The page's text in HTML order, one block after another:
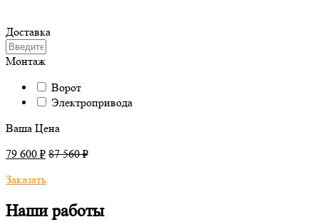
Доставка
Монтаж
Ворот
Электропривода
Ваша Цена
79 600 ₽ 87 560 ₽
Заказать
Наши работы